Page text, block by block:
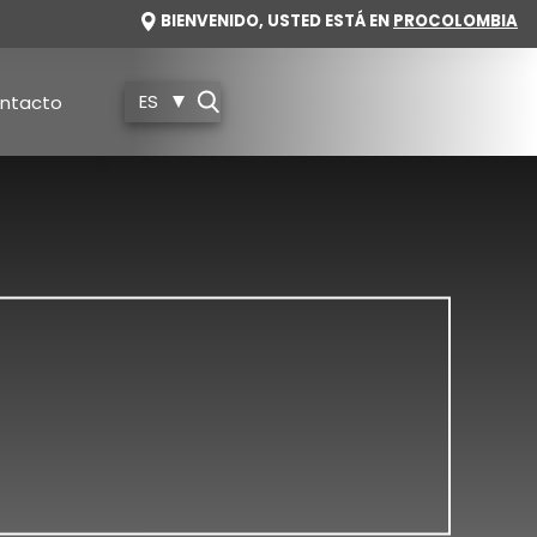
IMAGE
BIENVENIDO, USTED ESTÁ EN PROCOLOMBIA
ES